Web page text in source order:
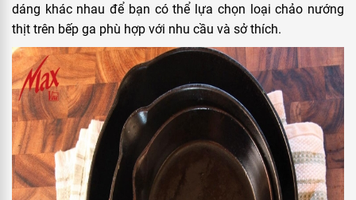
dáng khác nhau để bạn có thể lựa chọn loại chảo nướng
thịt trên bếp ga phù hợp với nhu cầu và sở thích.